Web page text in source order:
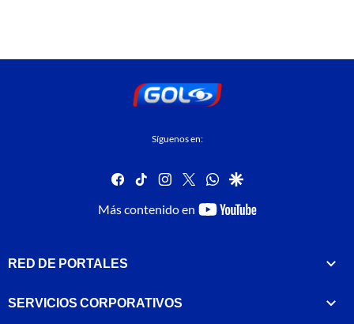
Síguenos en:
facebook
tiktok instagram
twitterwhatsapp
google
Más contenido en
youtube-
RED DE PORTALES
SERVICIOS CORPORATIVOS